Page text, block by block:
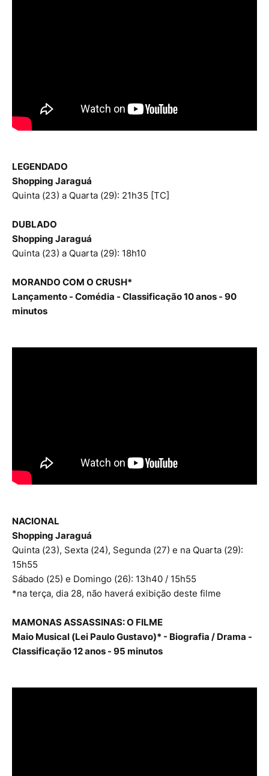
LEGENDADO
Shopping Jaraguá
Quinta (23) a Quarta (29): 21h35 [TC]
DUBLADO
Shopping Jaraguá
Quinta (23) a Quarta (29): 18h10
MORANDO COM O CRUSH*
Lançamento - Comédia - Classificação 10 anos - 90
minutos
NACIONAL
Shopping Jaraguá
Quinta (23), Sexta (24), Segunda (27) e na Quarta (29):
15h55
Sábado (25) e Domingo (26): 13h40 / 15h55
*na terça, dia 28, não haverá exibição deste filme
MAMONAS ASSASSINAS: O FILME
Maio Musical (Lei Paulo Gustavo)* - Biografia / Drama -
Classificação 12 anos - 95 minutos